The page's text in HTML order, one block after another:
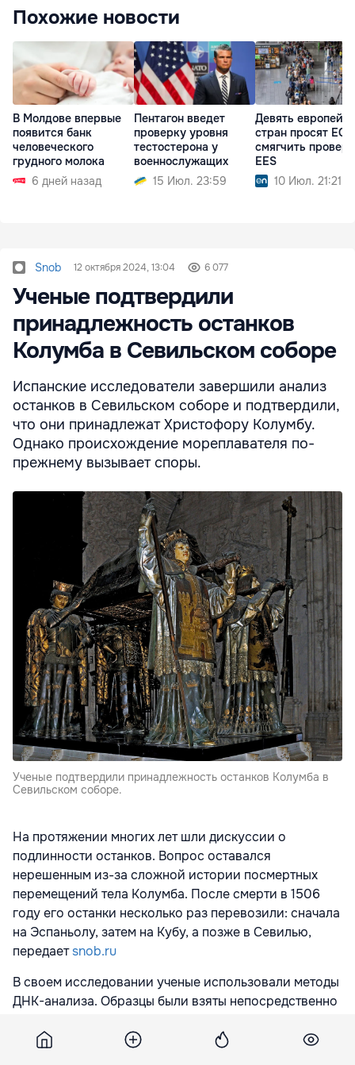
Похожие новости
В Молдове впервые
появится банк
человеческого
грудного молока
6 дней назад
Пентагон введет
проверку уровня
тестостерона у
военнослужащих
15 Июл. 23:59
Девять
стран просят ЕС
смягчить
EES
10 Июл. 21:21
Snob 12 октября 2024, 13:04 6 077
Ученые подтвердили
принадлежность останков
Колумба в Севильском соборе
Испанские исследователи завершили анализ
останков в Севильском соборе и подтвердили,
что они принадлежат Христофору Колумбу.
Однако происхождение мореплавателя по-
прежнему вызывает споры.
Ученые подтвердили принадлежность останков Колумба в
Севильском соборе.
На протяжении многих лет шли дискуссии о
подлинности останков. Вопрос оставался
нерешенным из-за сложной истории посмертных
перемещений тела Колумба. После смерти в 1506
году его останки несколько раз перевозили: сначала
на Эспаньолу, затем на Кубу, а позже в Севилью,
передаетsnob.ru
В своем исследовании ученые использовали методы
ДНК-анализа. Образцы были взяты непосредственно
останков сравнили с ДНК его брата Диего и сына